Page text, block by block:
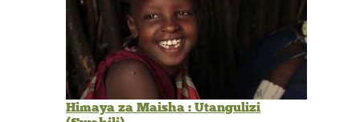
Himaya za Maisha : Utangulizi